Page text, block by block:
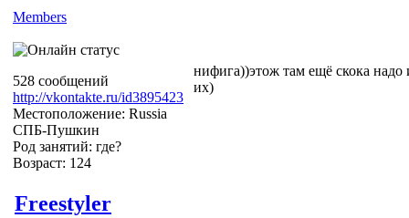
Members
528 сообщений
http://vkontakte.ru/id3895423
Местоположение: Russia
СПБ-Пушкин
Род занятий: где?
Возраст: 124
нифига))этож там ещё скока надо
их)
Freestyler